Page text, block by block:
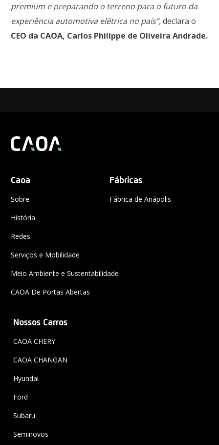
premium e preparando o terreno para o futuro da
experiência automotiva elétrica no país”,declara o
CEO da CAOA, Carlos Philippe de Oliveira Andrade.
Caoa
Sobre
História
Redes
Serviços e Mobilidade
Meio Ambiente e Sustentabilidade
CAOA De Portas Abertas
Fábricas
Fábrica de Anápolis
Nossos Carros
CAOA CHERY
CAOA CHANGAN
Hyundai
Ford
Subaru
Seminovos